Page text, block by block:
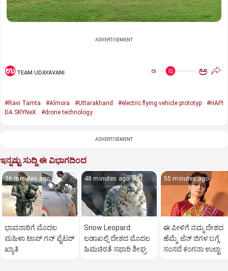
ADVERTISEMENT
TEAM UDAYAVANI ಅ ಅ
#Ravi Tamta #Almora #Uttarakhand #electric flying vehicle prototyp
#HAPI
DA SKYNeX
#drone technology
ADVERTISEMENT
ಇನ್ನಷ್ಟು ಸುದ್ದಿ ಈ ವಿಭಾಗದಿಂದ
36 minutes ago
ಭಾವನಾರಿಗೆ ಮೊದಲ
ಮಹಿಳಾ ಟಾಪ್‌ ಗನ್‌ ಫೈಟರ್‌
ಖ್ಯಾತಿ
48 minutes ago
Snow Leopard:
ಲಡಾಖಲ್ಲಿ ದೇಶದ ಮೊದಲ
ಹಿಮಚಿರತೆ ಸಫಾರಿ ಶೀಘ್ರ
55 minutes ago
ಈ ಪೀಳಿಗೆ ನಮ್ಮ ದೇಶದ
ಹೆಮ್ಮೆ: ಜೆನ್‌ ಜಿಗಳ ಬಗ್ಗೆ
ಸಂಸದೆ ಕಂಗನಾ ಉಲ್ಟಾ